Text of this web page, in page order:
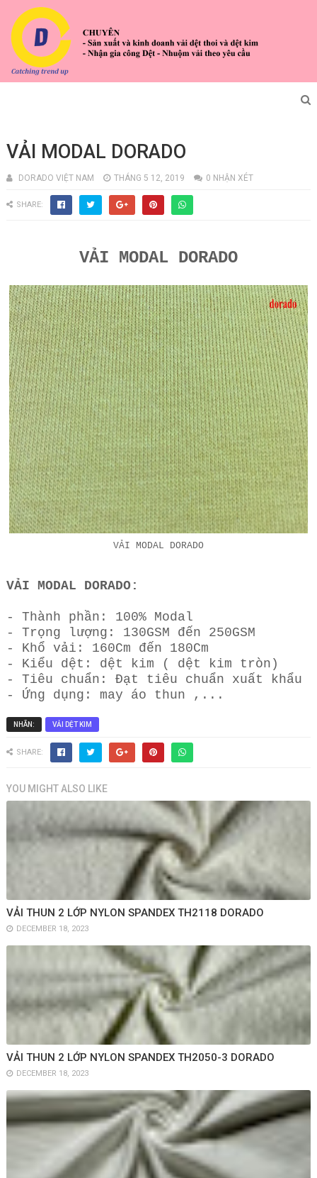
VẢI MODAL DORADO
DORADO VIỆT NAM THÁNG 5 12, 2019 0 NHẬN XÉT
SHARE:
VẢI MODAL DORADO
VẢI MODAL DORADO
VẢI MODAL DORADO:
- Thành phần: 100% Modal
- Trọng lượng: 130GSM đến 250GSM
- Khổ vải: 160Cm đến 180Cm
- Kiểu dệt: dệt kim ( dệt kim tròn)
- Tiêu chuẩn: Đạt tiêu chuẩn xuất khẩu
- Ứng dụng: may áo thun ,...
NHÃN: VẢI DỆT KIM
SHARE:
YOU MIGHT ALSO LIKE
VẢI THUN 2 LỚP NYLON SPANDEX TH2118 DORADO
DECEMBER 18, 2023
VẢI THUN 2 LỚP NYLON SPANDEX TH2050-3 DORADO
DECEMBER 18, 2023